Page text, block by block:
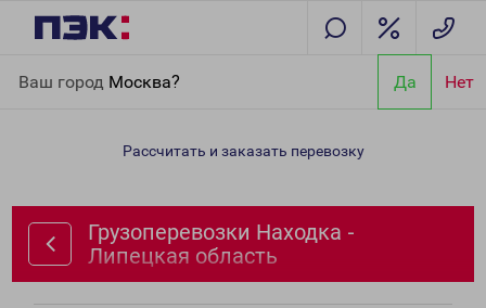
Ваш город Москва? Да Нет
область
Рассчитать и заказать перевозку
Грузоперевозки Находка -
Липецкая область